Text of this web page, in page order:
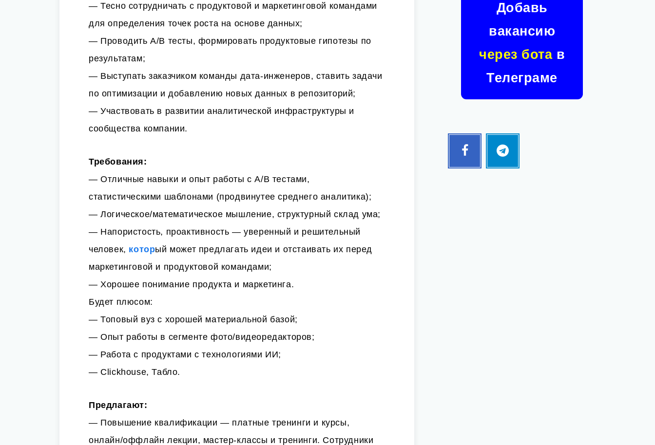
— Тесно сотрудничать с продуктовой и маркетинговой командами
для определения точек роста на основе данных;
— Проводить A/B тесты, формировать продуктовые гипотезы по
результатам;
— Выступать заказчиком команды дата-инженеров, ставить задачи
по оптимизации и добавлению новых данных в репозиторий;
— Участвовать в развитии аналитической инфраструктуры и
сообщества компании.
Требования:
— Отличные навыки и опыт работы с A/B тестами,
статистическими шаблонами (продвинутее среднего аналитика);
— Логическое/математическое мышление, структурный склад ума;
— Напористость, проактивность — уверенный и решительный
человек, который может предлагать идеи и отстаивать их перед
маркетинговой и продуктовой командами;
— Хорошее понимание продукта и маркетинга.
Будет плюсом:
— Топовый вуз с хорошей материальной базой;
— Опыт работы в сегменте фото/видеоредакторов;
— Работа с продуктами с технологиями ИИ;
— Clickhouse, Табло.
Предлагают:
— Повышение квалификации — платные тренинги и курсы,
онлайн/оффлайн лекции, мастер-классы и тренинги. Сотрудники
Добавь
вакансию
через ботав
Телеграме
Facebook
Follow
Telegram
Follow